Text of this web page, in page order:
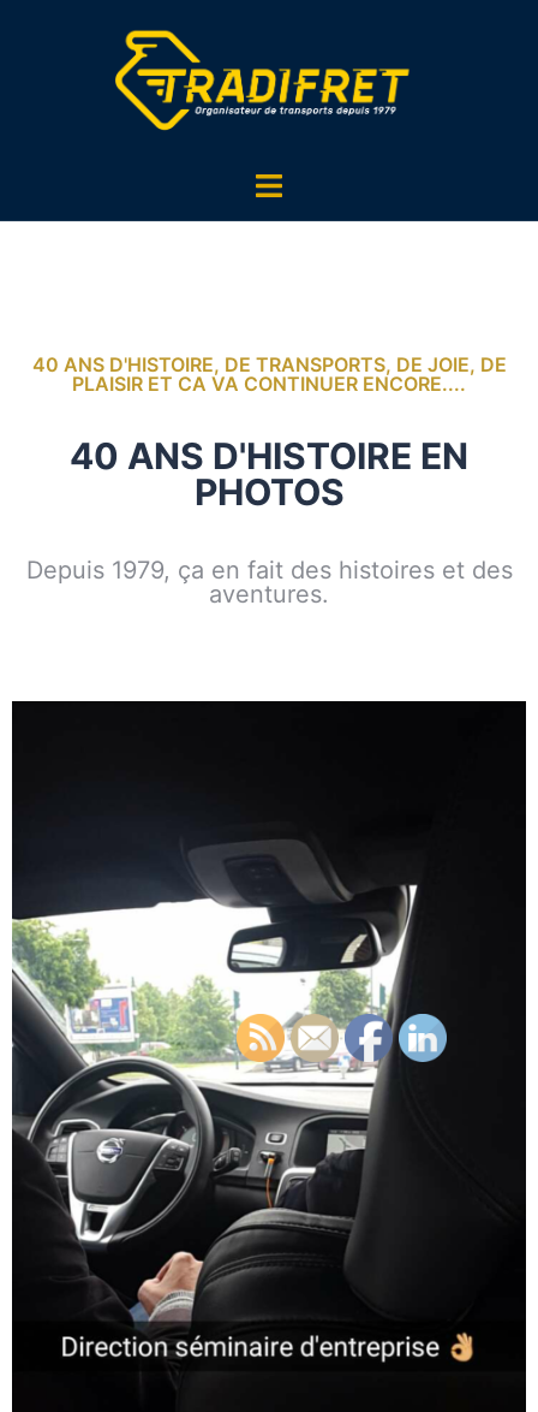
40 ANS D'HISTOIRE, DE TRANSPORTS, DE JOIE, DE
PLAISIR ET CA VA CONTINUER ENCORE....
40 ANS D'HISTOIRE EN
PHOTOS
Depuis 1979, ça en fait des histoires et des
aventures.